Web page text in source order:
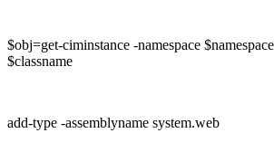
$obj=get-ciminstance -namespace
$classname
add-type -assemblyname system.web